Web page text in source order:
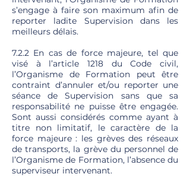
s’engage à faire son maximum afin de
reporter ladite Supervision dans les
meilleurs délais.
7.2.2 En cas de force majeure, tel que
visé à l’article 1218 du Code civil,
l’Organisme de Formation peut être
contraint d’annuler et/ou reporter une
séance de Supervision sans que sa
responsabilité ne puisse être engagée.
Sont aussi considérés comme ayant à
titre non limitatif, le caractère de la
force majeure : les grèves des réseaux
de transports, la grève du personnel de
l’Organisme de Formation, l’absence du
superviseur intervenant.